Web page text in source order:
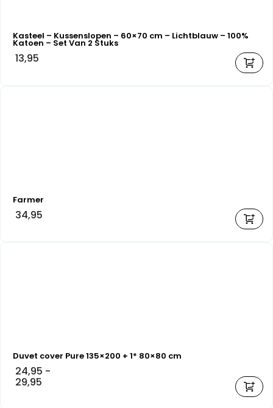
Kasteel – Kussenslopen – 60×70 cm – Lichtblauw – 100%
Katoen – Set Van 2 Stuks
13,95
Farmer
34,95
Duvet cover Pure 135×200 + 1* 80×80 cm
24,95 -
29,95